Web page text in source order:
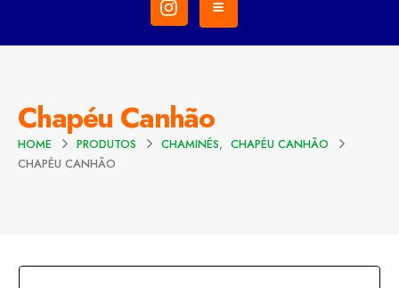
Chapéu Canhão
HOME PRODUTOS CHAMINÉS, CHAPÉU CANHÃO
CHAPÉU CANHÃO